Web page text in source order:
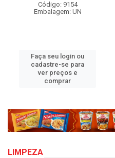
Código: 9154
Embalagem: UN
Faça seu login ou
cadastre-se para
ver preços e
comprar
LIMPEZA